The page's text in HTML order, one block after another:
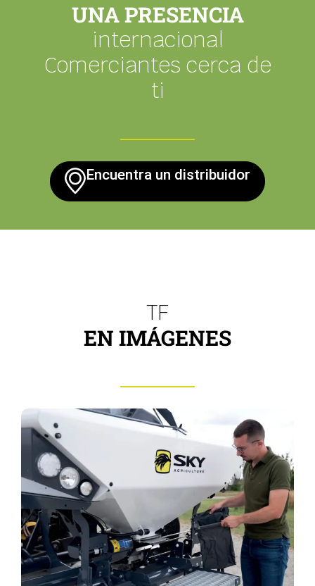
UNA PRESENCIA
internacional
Comerciantes cerca de
ti
Encuentra un distribuidor
TF
EN IMÁGENES